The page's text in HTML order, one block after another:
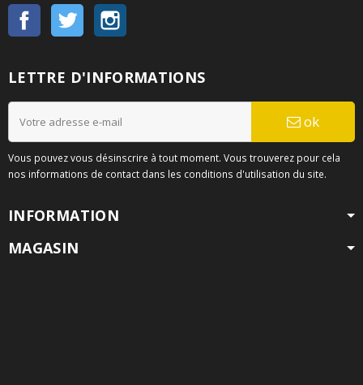
Facebook Twitter
LETTRE D'INFORMATIONS
ok
Vous pouvez vous désinscrire à tout moment. Vous trouverez pour cela
nos informations de contact dans les conditions d'utilisation du site.
INFORMATION
MAGASIN